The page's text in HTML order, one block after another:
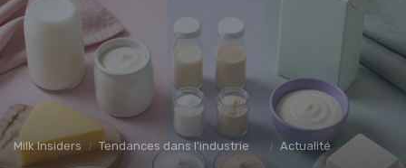
Milk Insiders Tendances dans l'industrie des produits laitiers Actualité